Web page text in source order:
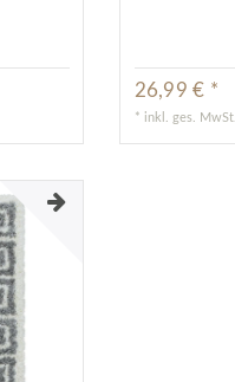
26,99 € *
* inkl. ges. MwSt.